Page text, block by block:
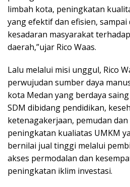
limbah kota, peningkatan
yang efektif dan efisien,
kesadaran masyarakat
daerah,”ujar Rico Waas.
Lalu melalui misi unggul, Rico
perwujudan sumber daya
kota Medan yang berdaya
SDM dibidang pendidikan,
ketenagakerjaan, pemudan
peningkatan kualiatas UMKM
bernilai jual tinggi melalui
akses permodalan dan
peningkatan iklim investasi.